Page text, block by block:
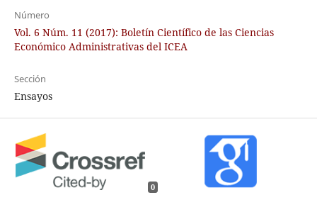
Número
Vol. 6 Núm. 11 (2017): Boletín Científico de las Ciencias
Económico Administrativas del ICEA
Sección
Ensayos
0